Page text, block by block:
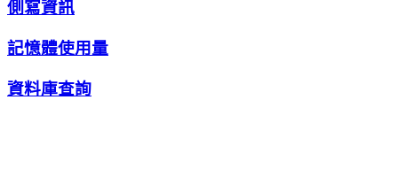
側寫資訊
記憶體使用量
資料庫查詢